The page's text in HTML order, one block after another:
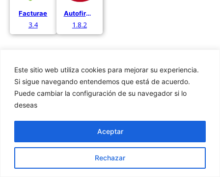
Este sitio web utiliza cookies para mejorar su experiencia.
Si sigue navegando entendemos que está de acuerdo.
Puede cambiar la configuración de su navegador si lo
deseas
Rechazar
Aceptar
Facturae
3.4
Autofirma
1.8.2